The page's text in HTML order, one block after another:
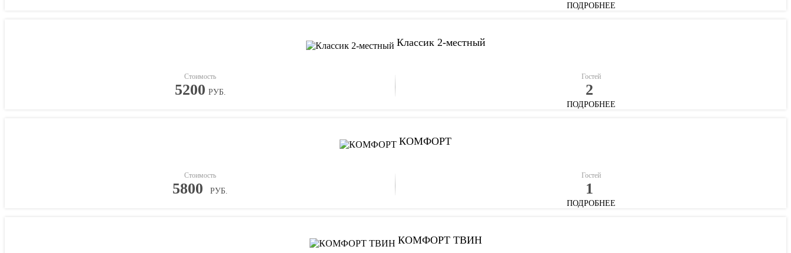
ПОДРОБНЕЕ
Классик 2-местный
Стоимость
5200 РУБ.
Гостей
2
ПОДРОБНЕЕ
КОМФОРТ
Стоимость
5800 РУБ.
Гостей
1
ПОДРОБНЕЕ
КОМФОРТ ТВИН